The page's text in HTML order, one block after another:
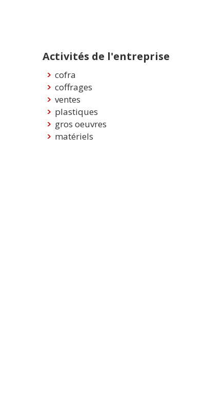
Activités de l'entreprise
cofra
coffrages
ventes
plastiques
gros oeuvres
matériels